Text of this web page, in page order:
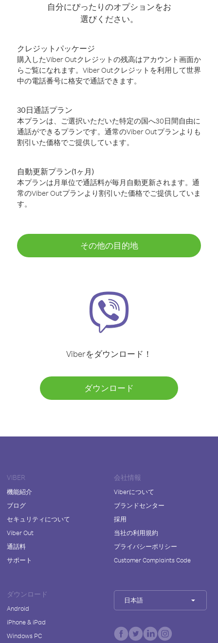
自分にぴったりのオプションをお
選びください。
クレジットパッケージ
購入したViber Outクレジットの残高はアカウント画面か
らご覧になれます。Viber Outクレジットを利用して世界
中の電話番号に格安で通話できます。
30日通話プラン
本プランは、ご選択いただいた特定の国へ30日間自由に
通話ができるプランです。通常のViber Outプランよりも
割引いた価格でご提供しています。
自動更新プラン(1ヶ月)
本プランは月単位で通話料が毎月自動更新されます。通
常のViber Outプランより割引いた価格でご提供していま
す。
その他の目的地
Viberをダウンロード！
ダウンロード
VIBER
機能紹介
ブログ
セキュリティについて
Viber Out
通話料
サポート
会社情報
Viberについて
ブランドセンター
採用
当社の利用規約
プライバシーポリシー
Customer Complaints Code
ダウンロード
Android
iPhone & iPad
Windows PC
日本語